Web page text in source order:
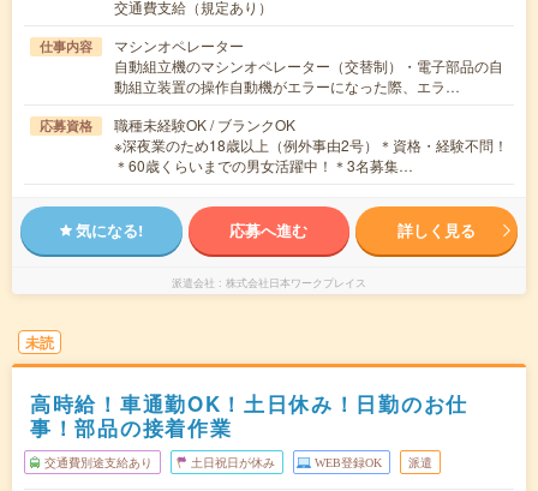
交通費支給（規定あり）
仕事内容
マシンオペレーター
自動組立機のマシンオペレーター（交替制）・電子部品の自
動組立装置の操作自動機がエラーになった際、エラ…
応募資格
職種未経験OK / ブランクOK
※深夜業のため18歳以上（例外事由2号）＊資格・経験不問！
＊60歳くらいまでの男女活躍中！＊3名募集…
気になる! 応募へ進む 詳しく見る
派遣会社 株式会社日本ワークプレイス
未読
高時給！車通勤OK！土日休み！日勤のお仕
事！部品の接着作業
交通費別途支給あり 土日祝日が休み WEB登録OK 派遣